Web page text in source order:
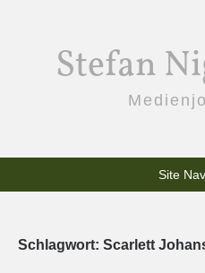
Stefan
Site
Schlagwort: Scarlett